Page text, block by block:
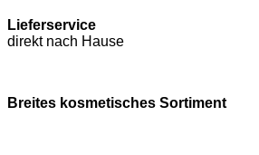
Lieferservice
direkt nach Hause
Breites kosmetisches Sortiment